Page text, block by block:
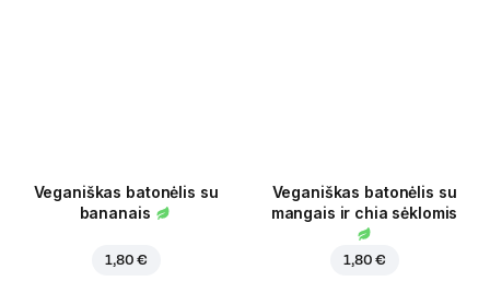
Veganiškas batonėlis su
bananais
1,80 €
Veganiškas batonėlis su
mangais ir chia sėklomis
1,80 €